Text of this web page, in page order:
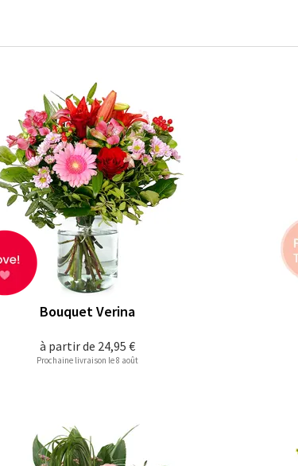
à partir de 24,95 €
Bouquet Verina
Prochaine livraison le 8 août